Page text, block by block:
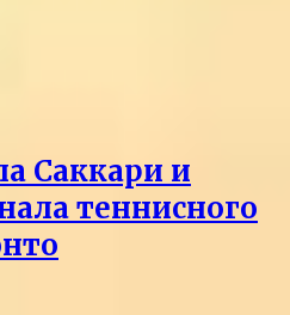
Саккари и
теннисного